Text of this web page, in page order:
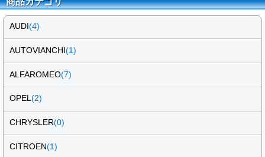
AUDI(4)
AUTOVIANCHI(1)
ALFAROMEO(7)
OPEL(2)
CHRYSLER(0)
CITROEN(1)